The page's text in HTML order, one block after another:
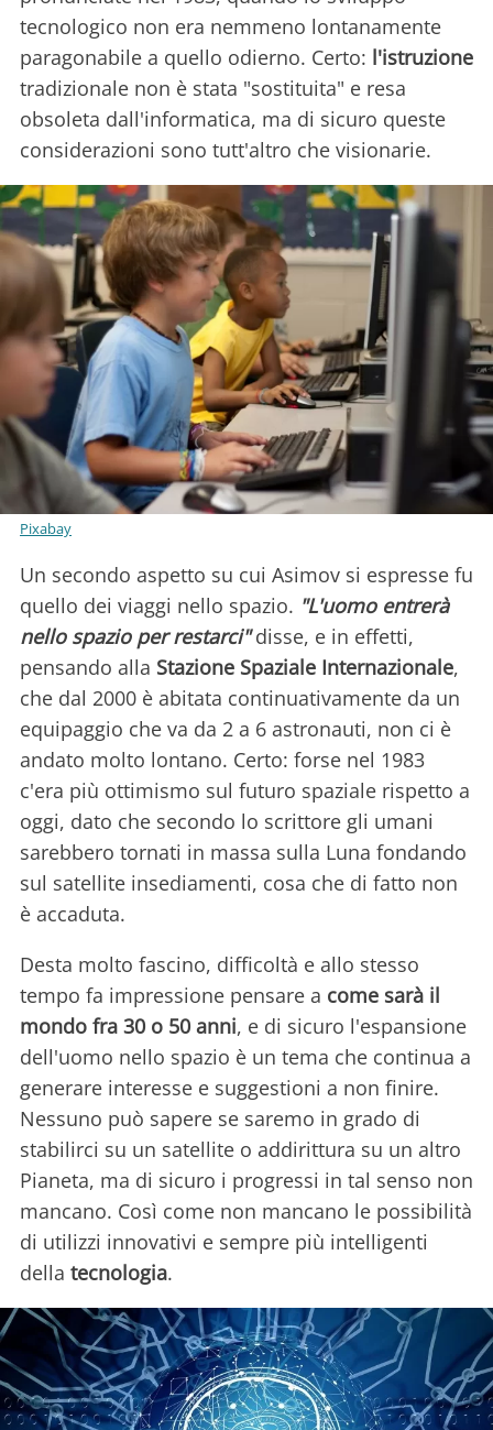
tecnologico non era nemmeno lontanamente
paragonabile a quello odierno. Certo: l'istruzione
tradizionale non è stata "sostituita" e resa
obsoleta dall'informatica, ma di sicuro queste
considerazioni sono tutt'altro che visionarie.
Pixabay
Un secondo aspetto su cui Asimov si espresse fu
quello dei viaggi nello spazio. "L'uomo entrerà
nello spazio per restarci"disse, e in effetti,
pensando alla Stazione Spaziale Internazionale,
che dal 2000 è abitata continuativamente da un
equipaggio che va da 2 a 6 astronauti, non ci è
andato molto lontano. Certo: forse nel 1983
c'era più ottimismo sul futuro spaziale rispetto a
oggi, dato che secondo lo scrittore gli umani
sarebbero tornati in massa sulla Luna fondando
sul satellite insediamenti, cosa che di fatto non
è accaduta.
Desta molto fascino, difficoltà e allo stesso
tempo fa impressione pensare a come sarà il
mondo fra 30 o 50 anni, e di sicuro l'espansione
dell'uomo nello spazio è un tema che continua a
generare interesse e suggestioni a non finire.
Nessuno può sapere se saremo in grado di
stabilirci su un satellite o addirittura su un altro
Pianeta, ma di sicuro i progressi in tal senso non
mancano. Così come non mancano le possibilità
di utilizzi innovativi e sempre più intelligenti
della tecnologia.